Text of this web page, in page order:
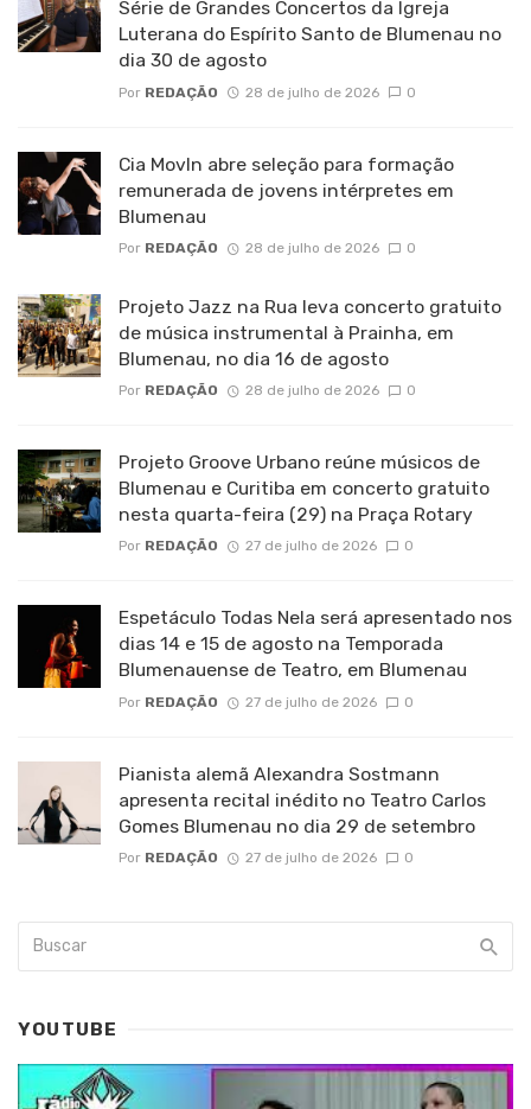
Série de Grandes Concertos da Igreja
Luterana do Espírito Santo de Blumenau no
dia 30 de agosto
Por REDAÇÃO 28 de julho de 2026 0
Cia MovIn abre seleção para formação
remunerada de jovens intérpretes em
Blumenau
Por REDAÇÃO 28 de julho de 2026 0
Projeto Jazz na Rua leva concerto gratuito
de música instrumental à Prainha, em
Blumenau, no dia 16 de agosto
Por REDAÇÃO 28 de julho de 2026 0
Projeto Groove Urbano reúne músicos de
Blumenau e Curitiba em concerto gratuito
nesta quarta-feira (29) na Praça Rotary
Por REDAÇÃO 27 de julho de 2026 0
Espetáculo Todas Nela será apresentado nos
dias 14 e 15 de agosto na Temporada
Blumenauense de Teatro, em Blumenau
Por REDAÇÃO 27 de julho de 2026 0
Pianista alemã Alexandra Sostmann
apresenta recital inédito no Teatro Carlos
Gomes Blumenau no dia 29 de setembro
Por REDAÇÃO 27 de julho de 2026 0
YOUTUBE